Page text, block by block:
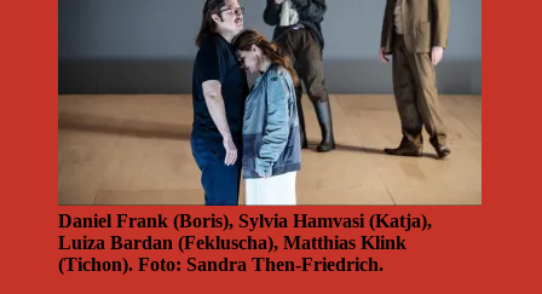
Daniel Frank (Boris), Sylvia Hamvasi (Katja),
Luiza Bardan (Fekluscha), Matthias Klink
(Tichon). Foto: Sandra Then-Friedrich.